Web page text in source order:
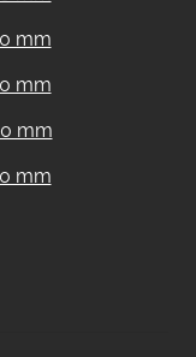
mm
mm
mm
mm